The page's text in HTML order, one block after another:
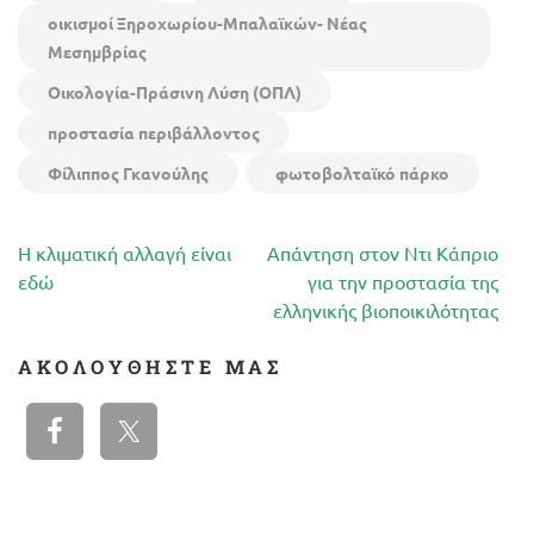
οικισμοί Ξηροχωρίου-Μπαλαϊκών- Νέας
Μεσημβρίας
Οικολογία-Πράσινη Λύση (ΟΠΛ)
προστασία περιβάλλοντος
Φίλιππος Γκανούλης
φωτοβολταϊκό πάρκο
Πλοήγηση
άρθρων
Η κλιματική αλλαγή είναι
εδώ
Απάντηση στον Ντι Κάπριο
για την προστασία της
ελληνικής βιοποικιλότητας
ΑΚΟΛΟΥΘΉΣΤΕ ΜΑΣ